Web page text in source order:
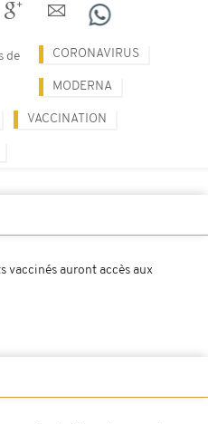
de CORONAVIRUS
MODERNA
VACCINATION
vaccinés auront accès aux